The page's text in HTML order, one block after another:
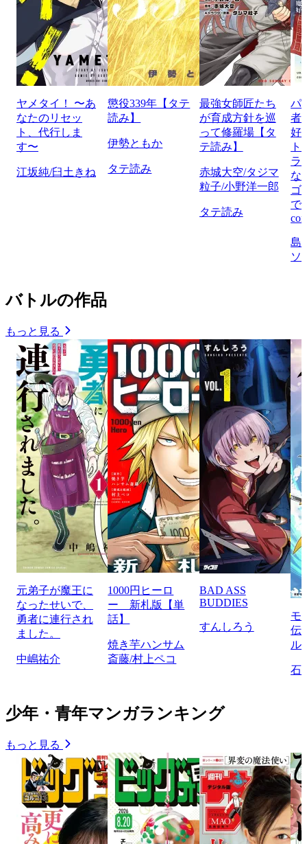
ヤメタイ！ 〜あ
なたのリセッ
ト、代行しま
す〜
江坂純/臼土きね
懲役339年【タテ
読み】
伊勢ともか
タテ読み
最強女師匠たち
が育成方針を巡
って修羅場【タ
テ読み】
赤城大空/タジマ
粒子/小野洋一郎
タテ読み
パ
者
好
ト
ラ
な
ゴ
で
島
ソ
バトルの作品
もっと見る
元弟子が魔王に
なったせいで、
勇者に連行され
ました。
中嶋祐介
1000円ヒーロ
ー 新札版【単
話】
焼き芋ハンサム
斎藤/村上ペコ
BAD ASS
BUDDIES
すんしろう
モ
伝
ル
石
少年・青年マンガランキング
もっと見る